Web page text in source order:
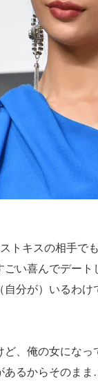
トキスの相手で
い喜んでデート
自分が）いるわ
、俺の女にな
るからそのま